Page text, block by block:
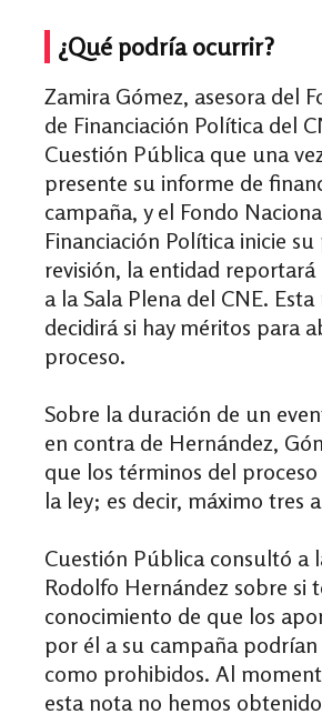
¿Qué podría ocurrir?
Zamira Gómez, asesora del
de Financiación Política del
Cuestión Pública que una
presente su informe de
campaña, y el Fondo
Financiación Política inicie su
revisión, la entidad reportará
a la Sala Plena del CNE.
decidirá si hay méritos para
proceso.
Sobre la duración de un
en contra de Hernández,
que los términos del
la ley; es decir, máximo tres
Cuestión Pública consultó a
Rodolfo Hernández sobre si
conocimiento de que los
por él a su campaña podrían
como prohibidos. Al
esta nota no hemos